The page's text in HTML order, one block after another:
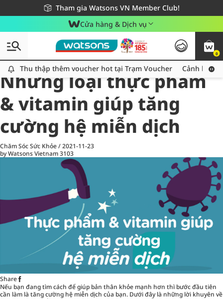
Tham gia Watsons VN Member Club!
Miễn phí giao hàng cho đơn hàng từ 249,000Đ
Giao hàng nhanh 24h - Áp dụng khu vực TP. Hồ Chí Minh
Cửa hàng & Dịch vụ
0
Thu thập thêm voucher hot tại Trạm Voucher
Thu thập thêm voucher hot tại Trạm Voucher Cảnh báo
All
Chăm Sóc Cá Nhân
Những loại thực phẩm
& vitamin giúp tăng
cường hệ miễn dịch
Chăm Sóc Sức Khỏe/2021-11-23
by Watsons Vietnam3103
Share
Nếu bạn đang tìm cách để giúp bản thân khỏe mạnh hơn thì bước đầu tiên
cần làm là tăng cường hệ miễn dịch của bạn. Dưới đây là những lời khuyên về